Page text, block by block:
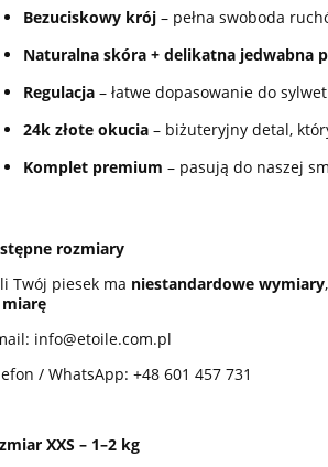
Bezuciskowy krój – pełna swoboda
Naturalna skóra + delikatna jedwabna
Regulacja – łatwe dopasowanie do
24k złote okucia – biżuteryjny detal,
Komplet premium – pasują do naszej
rozmiary
Twój piesek ma niestandardowe wymiary
miarę
info@etoile.com.pl
/ WhatsApp: +48 601 457 731
XXS – 1–2 kg